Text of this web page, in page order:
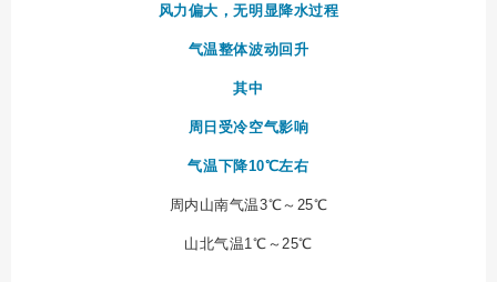
风力偏大，无明显降水过程
气温整体波动回升
其中
周日受冷空气影响
气温下降10℃左右
周内山南气温3℃～25℃
山北气温1℃～25℃